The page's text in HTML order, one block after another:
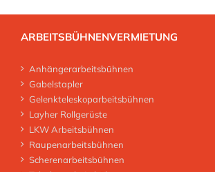
ARBEITSBÜHNENVERMIETUNG
Anhängerarbeitsbühnen
Gabelstapler
Gelenkteleskoparbeitsbühnen
Layher Rollgerüste
LKW Arbeitsbühnen
Raupenarbeitsbühnen
Scherenarbeitsbühnen